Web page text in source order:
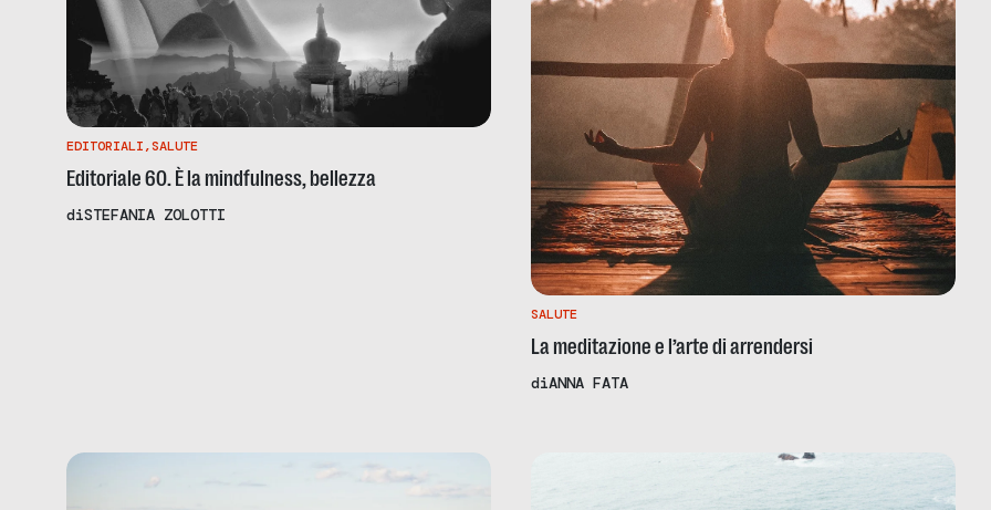
EDITORIALI,SALUTE
Editoriale 60. È la mindfulness, bellezza
diSTEFANIA ZOLOTTI
SALUTE
La meditazione e l’arte di arrendersi
diANNA FATA